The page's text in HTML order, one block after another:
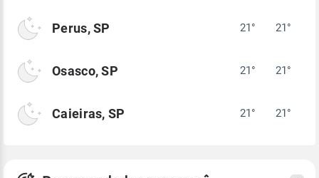
Perus, SP 21° 21°
Osasco, SP 21° 21°
Caieiras, SP 21° 21°